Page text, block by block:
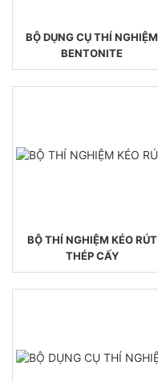
BỘ DỤNG CỤ THÍ NGHIỆM
BENTONITE
BỘ THÍ NGHIỆM KÉO RÚT
THÉP CẤY